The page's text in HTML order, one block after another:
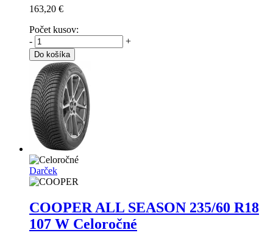
163,20 €
Počet kusov:
-
+
Do košíka
Darček
COOPER ALL SEASON 235/60 R18
107 W Celoročné